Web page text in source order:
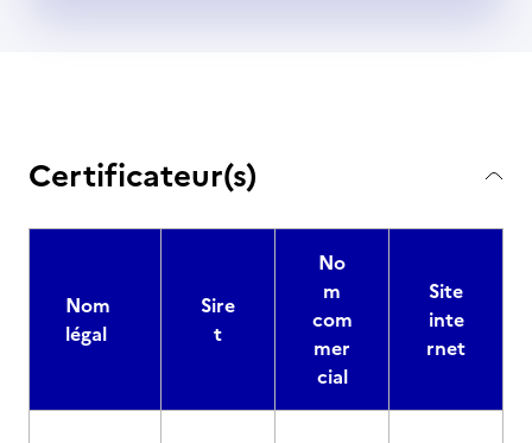
Certificateur(s)
Nom
légal
Sire
t
No
m
com
mer
cial
Site
inte
rnet